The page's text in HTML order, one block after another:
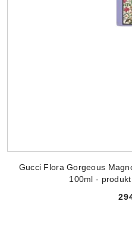
Gucci Flora Gorgeous
100ml -